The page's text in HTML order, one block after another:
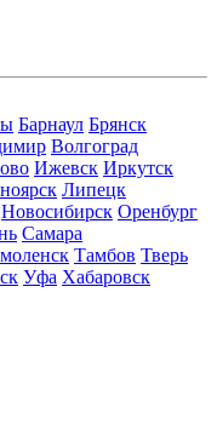
Барнаул Брянск
Волгоград
Ижевск Иркутск
Липецк
Новосибирск Оренбург
Самара
Тамбов Тверь
Уфа Хабаровск